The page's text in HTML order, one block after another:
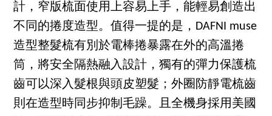
計，窄版梳面使用上容易上手，能輕易創造出
不同的捲度造型。值得一提的是，DAFNI muse
造型整髮梳有別於電棒捲暴露在外的高溫捲
筒，將安全隔熱融入設計，獨有的彈力保護梳
齒可以深入髮根與頭皮塑髮；外圈防靜電梳齒
則在造型時同步抑制毛躁。且全機身採用美國